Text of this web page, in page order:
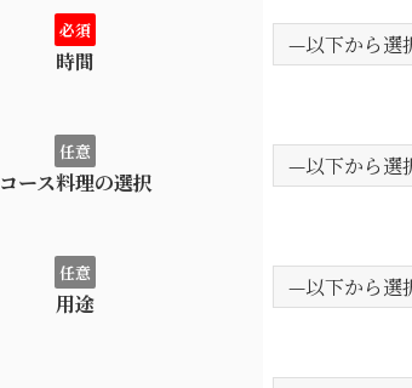
必須
時間
任意
コース料理の選択
任意
用途